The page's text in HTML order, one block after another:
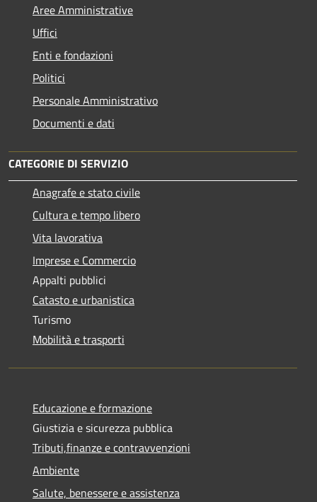
Aree Amministrative
Uffici
Enti e fondazioni
Politici
Personale Amministrativo
Documenti e dati
CATEGORIE DI SERVIZIO
Anagrafe e stato civile
Cultura e tempo libero
Vita lavorativa
Imprese e Commercio
Appalti pubblici
Catasto e urbanistica
Turismo
Mobilità e trasporti
Educazione e formazione
Giustizia e sicurezza pubblica
Tributi,finanze e contravvenzioni
Ambiente
Salute, benessere e assistenza